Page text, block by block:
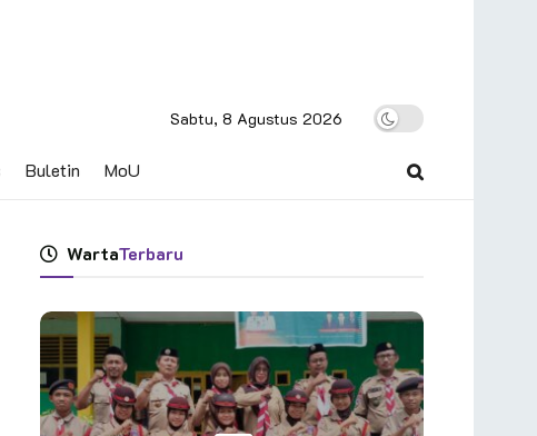
Sabtu, 8 Agustus 2026
Buletin MoU
WartaTerbaru